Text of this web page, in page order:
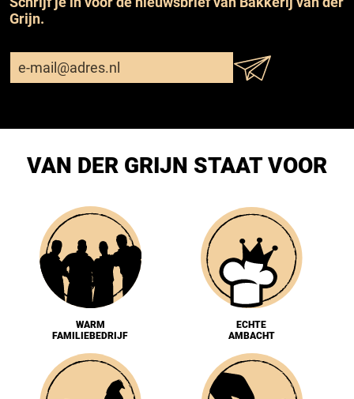
Grijn.
VAN DER GRIJN STAAT VOOR
WARM
FAMILIEBEDRIJF
ECHTE
AMBACHT